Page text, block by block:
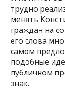
трудно
менять
граждан на
его слова
самом
подобные
публичном
знак.